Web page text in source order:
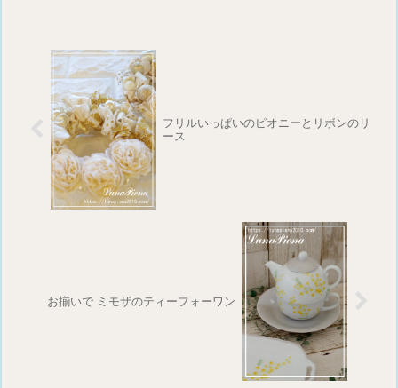
フリルいっぱいのピオニーとリボンのリ
ース
お揃いで ミモザのティーフォーワン